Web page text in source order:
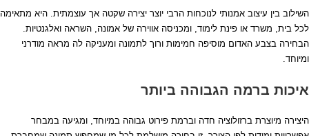
השילוב בין עיצוב אמנותי לנוכחות הרבי יוצר יצירה שקטה אך עוצמתית. היא מתאימה
לכל בית, משרד או פינת לימוד, ומכניסה אווירה של אמונה, השראה ואלגנטיות.
הבחירה בצבע האדום מוסיפה חמימות ורוך לתמונה ומעניקה לה מראה מודרני
ומיוחד.
איכות ברמה הגבוהה ביותר
היצירה מיוצרת ברזולוציה חדה וברמת פירוט גבוהה במיוחד, ומגיעה במבחר